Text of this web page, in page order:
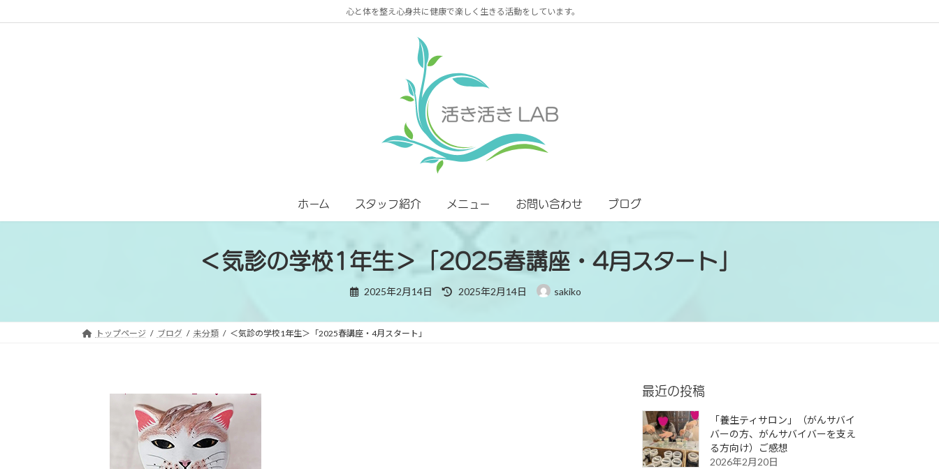
ン
ビ
心と体を整え心身共に健康で楽しく生きる活動をしています。
ホーム スタッフ紹介 メニュー お問い合わせ ブログ
＜気診の学校1年生＞「2025春講座・4月スタート」
2025年2月14日
最
終
日
2025年2月14日 sakiko
トップページ ブログ 未分類 ＜気診の学校1年生＞「2025春講座・4月スタート」
最近の投稿
「養生ティサロン」（がんサバイ
バーの方、がんサバイバーを支え
る方向け）ご感想
2026年2月20日